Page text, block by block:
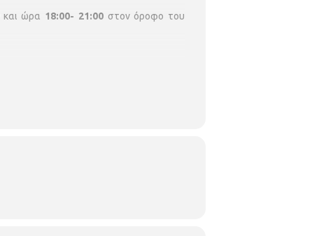
και ώρα 18:00- 21:00στον όροφο του